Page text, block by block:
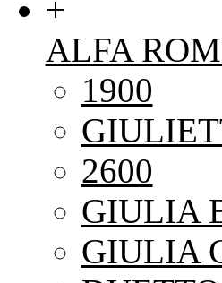
+
ALFA
1900
2600
GIULIA
GIULIA